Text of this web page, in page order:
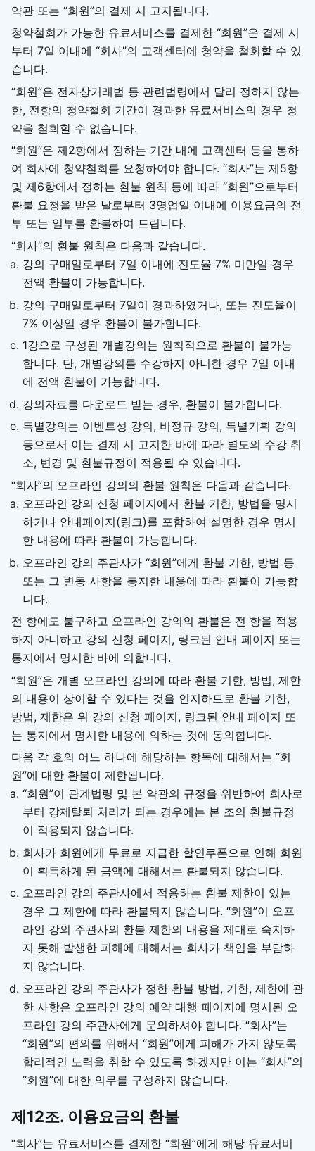
약관 또는 “회원”의 결제 시 고지됩니다.
청약철회가 가능한 유료서비스를 결제한 “회원”은 결제 시
부터 7일 이내에 “회사”의 고객센터에 청약을 철회할 수 있
습니다.
“회원”은 전자상거래법 등 관련법령에서 달리 정하지 않는
한, 전항의 청약철회 기간이 경과한 유료서비스의 경우 청
약을 철회할 수 없습니다.
“회원“은 제2항에서 정하는 기간 내에 고객센터 등을 통하
여 회사에 청약철회를 요청하여야 합니다. “회사”는 제5항
및 제6항에서 정하는 환불 원칙 등에 따라 “회원”으로부터
환불 요청을 받은 날로부터 3영업일 이내에 이용요금의 전
부 또는 일부를 환불하여 드립니다.
“회사”의 환불 원칙은 다음과 같습니다.
강의 구매일로부터 7일 이내에 진도율 7% 미만일 경우
전액 환불이 가능합니다.
강의 구매일로부터 7일이 경과하였거나, 또는 진도율이
7% 이상일 경우 환불이 불가합니다.
1강으로 구성된 개별강의는 원칙적으로 환불이 불가능
합니다. 단, 개별강의를 수강하지 아니한 경우 7일 이내
에 전액 환불이 가능합니다.
강의자료를 다운로드 받는 경우, 환불이 불가합니다.
특별강의는 이벤트성 강의, 비정규 강의, 특별기획 강의
등으로서 이는 결제 시 고지한 바에 따라 별도의 수강 취
소, 변경 및 환불규정이 적용될 수 있습니다.
“회사”의 오프라인 강의의 환불 원칙은 다음과 같습니다.
오프라인 강의 신청 페이지에서 환불 기한, 방법을 명시
하거나 안내페이지(링크)를 포함하여 설명한 경우 명시
한 내용에 따라 환불이 가능합니다.
오프라인 강의 주관사가 “회원”에게 환불 기한, 방법 등
또는 그 변동 사항을 통지한 내용에 따라 환불이 가능합
니다.
전 항에도 불구하고 오프라인 강의의 환불은 전 항을 적용
하지 아니하고 강의 신청 페이지, 링크된 안내 페이지 또는
통지에서 명시한 바에 의합니다.
“회원”은 개별 오프라인 강의에 따라 환불 기한, 방법, 제한
의 내용이 상이할 수 있다는 것을 인지하므로 환불 기한,
방법, 제한은 위 강의 신청 페이지, 링크된 안내 페이지 또
는 통지에서 명시한 내용에 의하는 것에 동의합니다.
다음 각 호의 어느 하나에 해당하는 항목에 대해서는 “회
원”에 대한 환불이 제한됩니다.
“회원”이 관계법령 및 본 약관의 규정을 위반하여 회사로
부터 강제탈퇴 처리가 되는 경우에는 본 조의 환불규정
이 적용되지 않습니다.
회사가 회원에게 무료로 지급한 할인쿠폰으로 인해 회원
이 획득하게 된 금액에 대해서는 환불되지 않습니다.
오프라인 강의 주관사에서 적용하는 환불 제한이 있는
경우 그 제한에 따라 환불되지 않습니다. “회원”이 오프
라인 강의 주관사의 환불 제한의 내용을 제대로 숙지하
지 못해 발생한 피해에 대해서는 회사가 책임을 부담하
지 않습니다.
오프라인 강의 주관사가 정한 환불 방법, 기한, 제한에 관
한 사항은 오프라인 강의 예약 대행 페이지에 명시된 오
프라인 강의 주관사에게 문의하셔야 합니다. “회사”는
“회원”의 편의를 위해서 “회원”에게 피해가 가지 않도록
합리적인 노력을 취할 수 있도록 하겠지만 이는 “회사”의
“회원”에 대한 의무를 구성하지 않습니다.
제12조. 이용요금의 환불
“회사”는 유료서비스를 결제한 “회원”에게 해당 유료서비